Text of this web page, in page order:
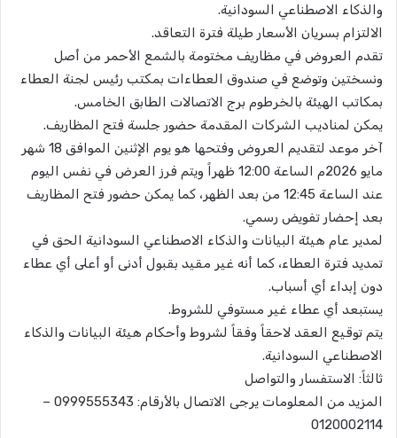
والذكاء الاصطناعي السودانية.
​الالتزام بسريان الأسعار طيلة فترة التعاقد.
​تقدم العروض في مظاريف مختومة بالشمع الأحمر من أصل
ونسختين وتوضع في صندوق العطاءات بمكتب رئيس لجنة العطاء
بمكاتب الهيئة بالخرطوم برج الاتصالات الطابق الخامس.
​يمكن لمناديب الشركات المقدمة حضور جلسة فتح المظاريف.
​آخر موعد لتقديم العروض وفتحها هو يوم الإثنين الموافق 18 شهر
مايو 2026م الساعة 12:00 ظهراً ويتم فرز العرض في نفس اليوم
عند الساعة 12:45 من بعد الظهر، كما يمكن حضور فتح المظاريف
بعد إحضار تفويض رسمي.
​لمدير عام هيئة البيانات والذكاء الاصطناعي السودانية الحق في
تمديد فترة العطاء، كما أنه غير مقيد بقبول أدنى أو أعلى أي عطاء
دون إبداء أي أسباب.
​يستبعد أي عطاء غير مستوفي للشروط.
​يتم توقيع العقد لاحقاً وفقاً لشروط وأحكام هيئة البيانات والذكاء
الاصطناعي السودانية.
​ثالثاً: الاستفسار والتواصل
المزيد من المعلومات يرجى الاتصال بالأرقام: 0999555343 –
0120002114